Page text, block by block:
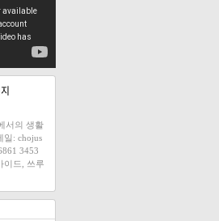
서의 생활
일: chojus
3453
이드, 쓰루